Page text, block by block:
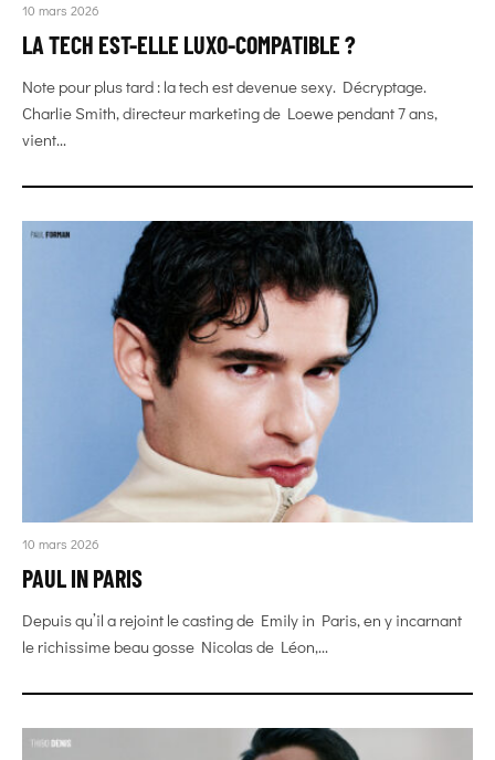
10 mars 2026
LA TECH EST-ELLE LUXO-COMPATIBLE ?
Note pour plus tard : la tech est devenue sexy. Décryptage.
Charlie Smith, directeur marketing de Loewe pendant 7 ans,
vient...
10 mars 2026
PAUL IN PARIS
Depuis qu’il a rejoint le casting de Emily in Paris, en y incarnant
le richissime beau gosse Nicolas de Léon,...